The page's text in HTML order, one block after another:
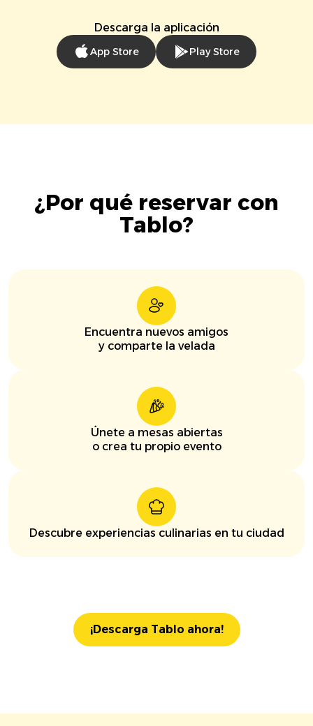
Descarga la aplicación
App Store Play Store
¿Por qué reservar con
Tablo?
Encuentra nuevos amigos
y comparte la velada
Únete a mesas abiertas
o crea tu propio evento
Descubre experiencias culinarias en tu ciudad
¡Descarga Tablo ahora!